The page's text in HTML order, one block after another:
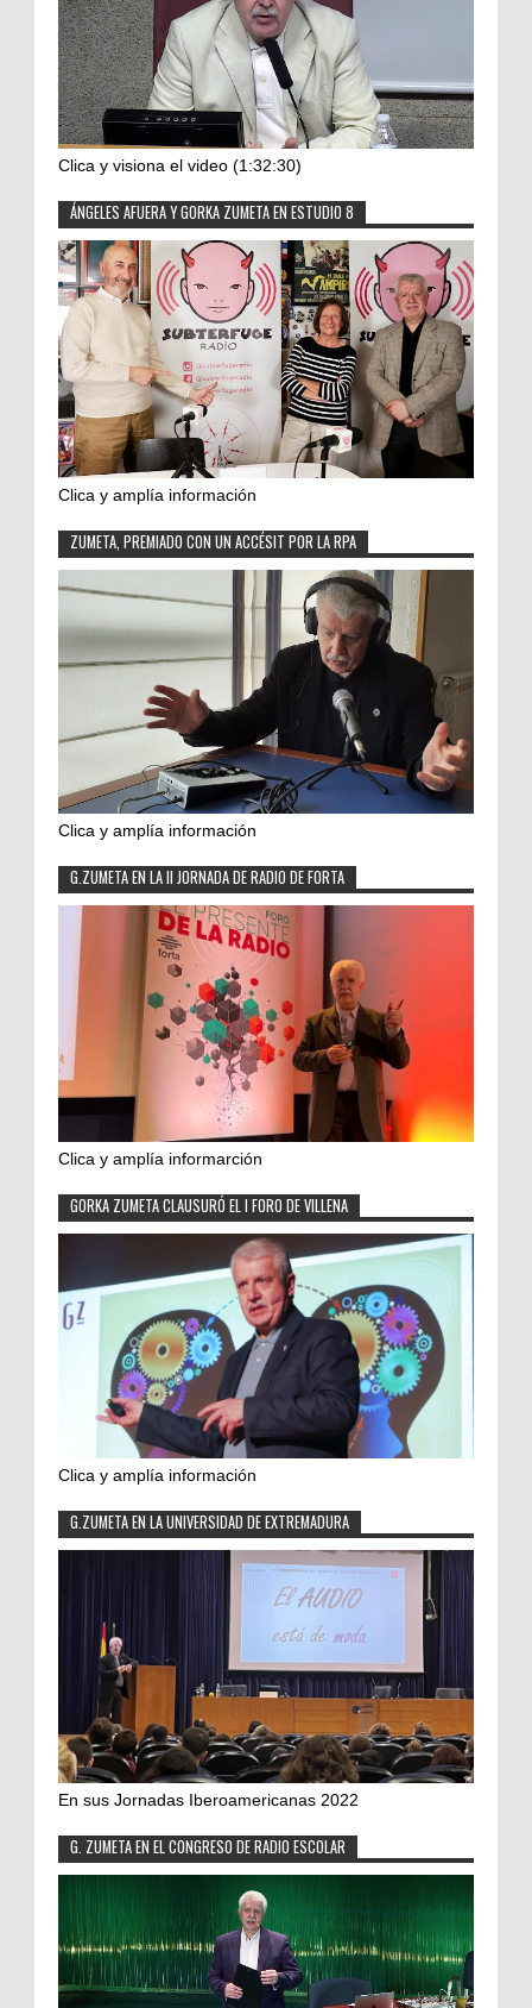
Clica y visiona el video (1:32:30)
ÁNGELES AFUERA Y GORKA ZUMETA EN ESTUDIO 8
Clica y amplía información
ZUMETA, PREMIADO CON UN ACCÉSIT POR LA RPA
Clica y amplía información
G.ZUMETA EN LA II JORNADA DE RADIO DE FORTA
Clica y amplía informarción
GORKA ZUMETA CLAUSURÓ EL I FORO DE VILLENA
Clica y amplía información
G.ZUMETA EN LA UNIVERSIDAD DE EXTREMADURA
En sus Jornadas Iberoamericanas 2022
G. ZUMETA EN EL CONGRESO DE RADIO ESCOLAR